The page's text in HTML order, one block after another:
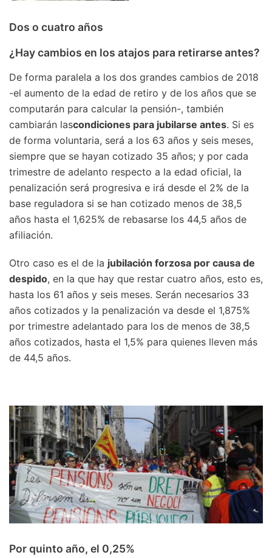
Dos o cuatro años
¿Hay cambios en los atajos para retirarse antes?
De forma paralela a los dos grandes cambios de 2018
-el aumento de la edad de retiro y de los años que se
computarán para calcular la pensión-, también
cambiarán lascondiciones para jubilarse antes. Si es
de forma voluntaria, será a los 63 años y seis meses,
siempre que se hayan cotizado 35 años; y por cada
trimestre de adelanto respecto a la edad oficial, la
penalización será progresiva e irá desde el 2% de la
base reguladora si se han cotizado menos de 38,5
años hasta el 1,625% de rebasarse los 44,5 años de
afiliación.
Otro caso es el de la jubilación forzosa por causa de
despido, en la que hay que restar cuatro años, esto es,
hasta los 61 años y seis meses. Serán necesarios 33
años cotizados y la penalización va desde el 1,875%
por trimestre adelantado para los de menos de 38,5
años cotizados, hasta el 1,5% para quienes lleven más
de 44,5 años.
Por quinto año, el 0,25%